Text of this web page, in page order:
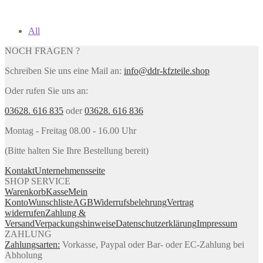
All
NOCH FRAGEN ?
Schreiben Sie uns eine Mail an: info@ddr-kfzteile.shop
Oder rufen Sie uns an:
03628. 616 835 oder03628. 616 836
Montag - Freitag 08.00 - 16.00 Uhr
(Bitte halten Sie Ihre Bestellung bereit)
KontaktUnternehmensseite
SHOP SERVICE
WarenkorbKasseMein
KontoWunschlisteAGBWiderrufsbelehrungVertrag
widerrufenZahlung &
VersandVerpackungshinweiseDatenschutzerklärungImpressum
ZAHLUNG
Zahlungsarten: Vorkasse, Paypal oder Bar- oder EC-Zahlung bei
Abholung